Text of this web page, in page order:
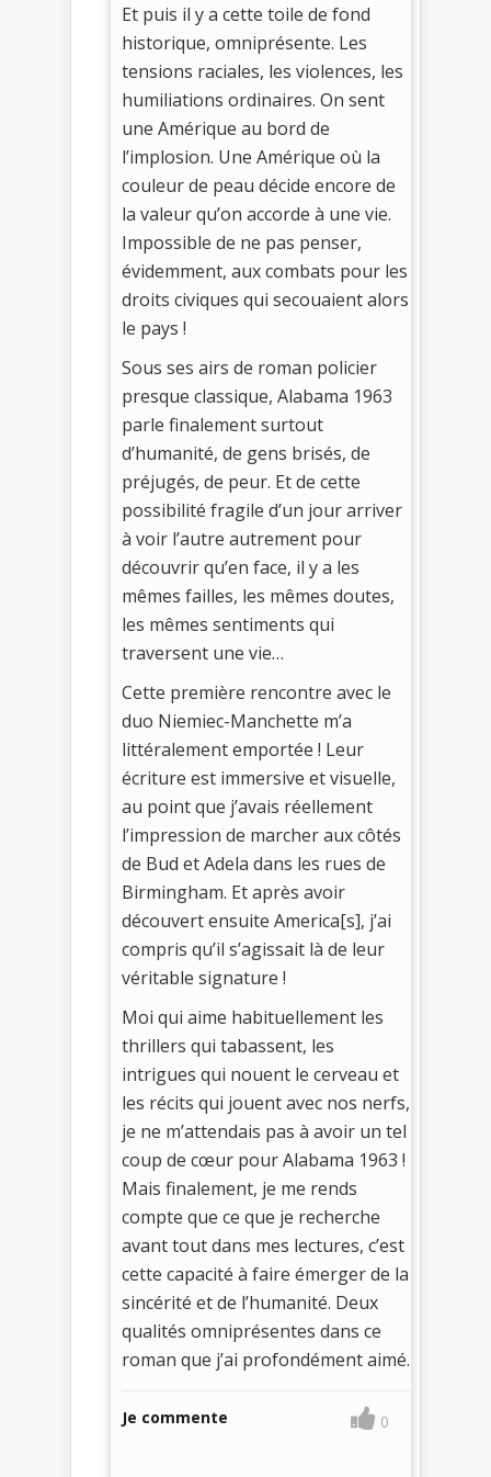
Et puis il y a cette toile de fond
historique, omniprésente. Les
tensions raciales, les violences, les
humiliations ordinaires. On sent
une Amérique au bord de
l’implosion. Une Amérique où la
couleur de peau décide encore de
la valeur qu’on accorde à une vie.
Impossible de ne pas penser,
évidemment, aux combats pour les
droits civiques qui secouaient alors
le pays !
Sous ses airs de roman policier
presque classique, Alabama 1963
parle finalement surtout
d’humanité, de gens brisés, de
préjugés, de peur. Et de cette
possibilité fragile d’un jour arriver
à voir l’autre autrement pour
découvrir qu’en face, il y a les
mêmes failles, les mêmes doutes,
les mêmes sentiments qui
traversent une vie…
Cette première rencontre avec le
duo Niemiec-Manchette m’a
littéralement emportée ! Leur
écriture est immersive et visuelle,
au point que j’avais réellement
l’impression de marcher aux côtés
de Bud et Adela dans les rues de
Birmingham. Et après avoir
découvert ensuite America[s], j’ai
compris qu’il s’agissait là de leur
véritable signature !
Moi qui aime habituellement les
thrillers qui tabassent, les
intrigues qui nouent le cerveau et
les récits qui jouent avec nos nerfs,
je ne m’attendais pas à avoir un tel
coup de cœur pour Alabama 1963 !
Mais finalement, je me rends
compte que ce que je recherche
avant tout dans mes lectures, c’est
cette capacité à faire émerger de la
sincérité et de l’humanité. Deux
qualités omniprésentes dans ce
roman que j’ai profondément aimé.
Je commente 0